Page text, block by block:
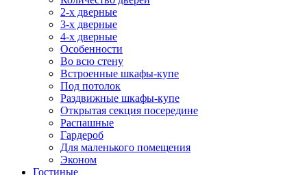
2-х дверные
3-х дверные
4-х дверные
Особенности
Во всю стену
Встроенные шкафы-купе
Под потолок
Раздвижные шкафы-купе
Открытая секция посередине
Распашные
Гардероб
Для маленького помещения
Эконом
Гостиные